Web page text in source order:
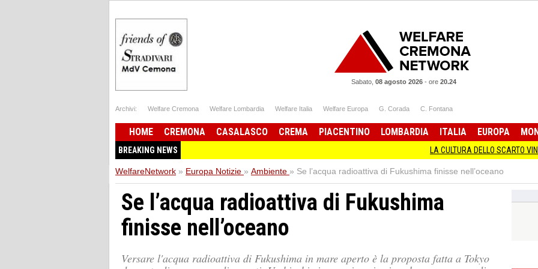
Sabato, 08 agosto 2026- ore 20.24
Archivi: Welfare Cremona Welfare Lombardia Welfare Italia Welfare Europa G. Corada C. Fontana
HOME CREMONA CASALASCO CREMA PIACENTINO LOMBARDIA ITALIA EUROPA
BREAKING NEWS LA CULTURA DELLO SCARTO VINCENZO
WelfareNetwork » Europa Notizie » Ambiente » Se l’acqua radioattiva di Fukushima finisse nell’oceano
Se l’acqua radioattiva di Fukushima
finisse nell’oceano
Versare l'acqua radioattiva di Fukushima in mare aperto è la proposta fatta a Tokyo